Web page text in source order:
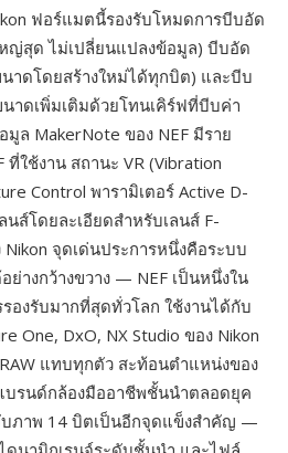
ฟอร์แมตนี้รองรับโหมดการบีบอัด
ญ่สุด ไม่เปลี่ยนแปลงข้อมูล) บีบอัด
าดโดยสร้างใหม่ได้ทุกบิต) และบีบ
าดเพิ่มเติมด้วยโทนเคิร์ฟที่บีบค่า
ล MakerNote ของ NEF มีราย
ที่ใช้งาน สถานะ VR (Vibration
Control พารามิเตอร์ Active D-
ส์โดยละเอียดสำหรับเลนส์ F-
จุดเด่นประการหนึ่งคือระบบ
างกว้างขวาง — NEF เป็นหนึ่งใน
องรับมากที่สุดทั่วโลก ใช้งานได้กับ
One, DxO, NX Studio ของ Nikon
แทบทุกตัว สะท้อนตำแหน่งของ
บรนด์กล้องมืออาชีพชั้นนำตลอดยุค
ภาพ 14 บิตเป็นอีกจุดแข็งสำคัญ —